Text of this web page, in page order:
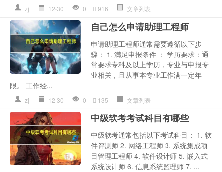
zj 12-30 0 916 文章列表
自己怎么申请助理工程师
申请助理工程师通常需要遵循以下步
骤： 1. 满足申报条件 ： 学历要求：通
常要求专科及以上学历，专业与申报专
业相关，且从事本专业工作满一定年
限。 工作经...
zj 12-30 0 135 文章列表
中级软考考试科目有哪些
中级软考通常包括以下考试科目： 1. 软
件评测师 2. 网络工程师 3. 系统集成项
目管理工程师 4. 软件设计师 5. 嵌入式
系统设计师 6. 信息系统监理师 7. ...